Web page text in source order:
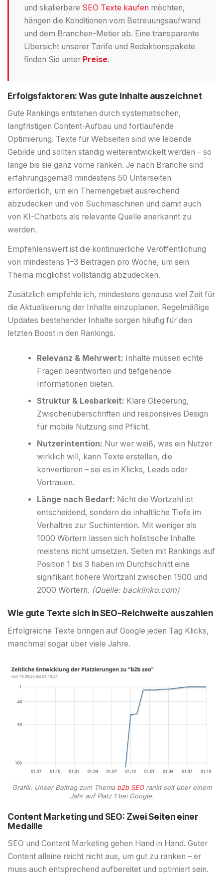
und skalierbare SEO Texte kaufen möchten,
hängen die Konditionen vom Betreuungsaufwand
und dem Branchen-Metier ab. Eine transparente
Übersicht unserer Tarife und Redaktionspakete
finden Sie unter Preise.
Erfolgsfaktoren: Was gute Inhalte auszeichnet
Gute Rankings entstehen durch systematischen,
langfristigen Content-Aufbau und fortlaufende
Optimierung. Texte für Webseiten sind wie lebende
Gebilde und sollten ständig weiterentwickelt werden – so
lange bis sie ganz vorne ranken. Je nach Branche sind
erfahrungsgemäß mindestens 50 Unterseiten
erforderlich, um ein Themengebiet ausreichend
abzudecken und von Suchmaschinen und damit auch
von KI-Chatbots als relevante Quelle anerkannt zu
werden.
Empfehlenswert ist die kontinuierliche Veröffentlichung
von mindestens 1–3 Beiträgen pro Woche, um sein
Thema möglichst vollständig abzudecken.
Zusätzlich empfehle ich, mindestens genauso viel Zeit für
die Aktualisierung der Inhalte einzuplanen. Regelmäßige
Updates bestehender Inhalte sorgen häufig für den
letzten Boost in den Rankings.
Relevanz & Mehrwert: Inhalte müssen echte
Fragen beantworten und tiefgehende
Informationen bieten.
Struktur & Lesbarkeit: Klare Gliederung,
Zwischenüberschriften und responsives Design
für mobile Nutzung sind Pflicht.
Nutzerintention: Nur wer weiß, was ein Nutzer
wirklich will, kann Texte erstellen, die
konvertieren – sei es in Klicks, Leads oder
Vertrauen.
Länge nach Bedarf: Nicht die Wortzahl ist
entscheidend, sondern die inhaltliche Tiefe im
Verhältnis zur Suchintention. Mit weniger als
1000 Wörtern lassen sich holistische Inhalte
meistens nicht umsetzen. Seiten mit Rankings auf
Position 1 bis 3 haben im Durchschnitt eine
signifikant höhere Wortzahl zwischen 1500 und
2000 Wörtern. (Quelle: backlinko.com)
Wie gute Texte sich in SEO-Reichweite auszahlen
Erfolgreiche Texte bringen auf Google jeden Tag Klicks,
manchmal sogar über viele Jahre.
Grafik: Unser Beitrag zum Thema b2b SEOrankt seit über einem
Jahr auf Platz 1 bei Google.
Content Marketing und SEO: Zwei Seiten einer
Medaille
SEO und Content Marketing gehen Hand in Hand. Guter
Content alleine reicht nicht aus, um gut zu ranken – er
muss auch entsprechend aufbereitet und optimiert sein.